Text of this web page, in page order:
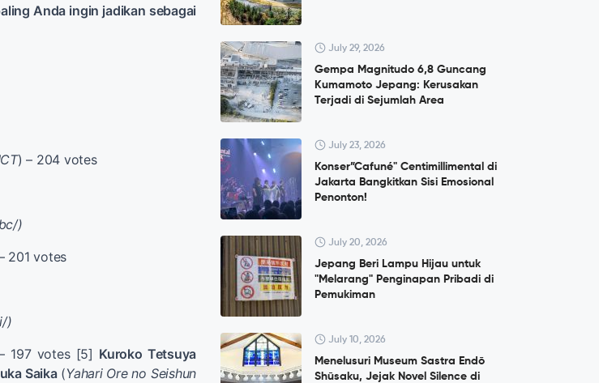
Anda ingin jadikan sebagai
) – 204 votes
)
201 votes
)
197 votes [5] Kuroko Tetsuya
Saika(Yahari Ore no Seishun
July 29, 2026
Gempa Magnitudo 6,8 Guncang
Kumamoto Jepang: Kerusakan
Terjadi di Sejumlah Area
July 23, 2026
Konser”Cafuné" Centimillimental di
Jakarta Bangkitkan Sisi Emosional
Penonton!
July 20, 2026
Jepang Beri Lampu Hijau untuk
"Melarang" Penginapan Pribadi di
Pemukiman
July 10, 2026
Menelusuri Museum Sastra Endō
Shūsaku, Jejak Novel Silence di